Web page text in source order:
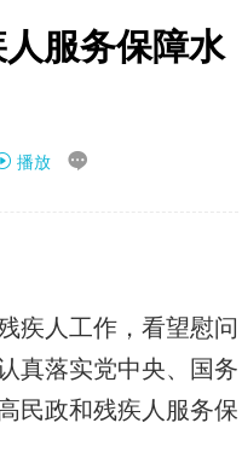
服务保障水
播放 
疾人工作，看望慰问
真落实党中央、国务
民政和残疾人服务保